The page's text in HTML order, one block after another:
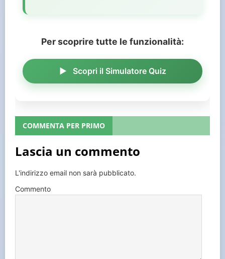
Per scoprire tutte le funzionalità:
Scopri il Simulatore Quiz
COMMENTA PER PRIMO
Lascia un commento
L'indirizzo email non sarà pubblicato.
Commento